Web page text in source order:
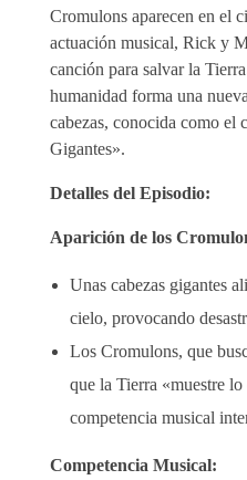
Cromulons aparecen en el
actuación musical, Rick y
canción para salvar la
humanidad forma una
cabezas, conocida como el
Gigantes».
Detalles del Episodio:
Aparición de los
Unas cabezas gigantes
cielo, provocando
Los Cromulons, que
que la Tierra «muestre lo
competencia musical
Competencia Musical: